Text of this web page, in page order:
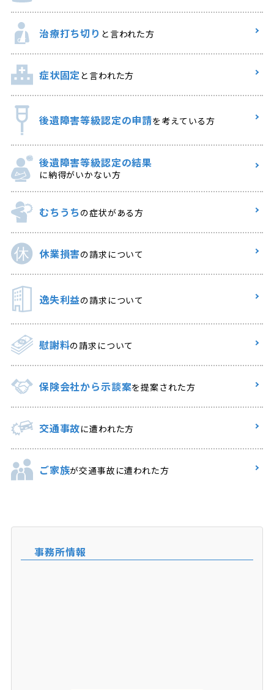
治療打ち切り と言われた方
症状固定 と言われた方
後遺障害等級認定の申請を考えている方
後遺障害等級認定の結果
に納得がいかない方
むちうちの症状がある方
休業損害の請求について
逸失利益の請求について
慰謝料の請求について
保険会社から示談案を提案された方
交通事故に遭われた方
ご家族が交通事故に遭われた方
事務所情報